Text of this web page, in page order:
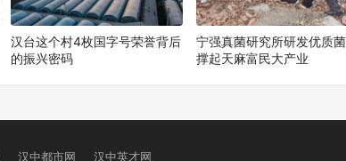
汉台这个村4枚国字号荣誉背后
的振兴密码
宁强真菌研究所研发优质
撑起天麻富民大产业
汉中都市网 汉中英才网